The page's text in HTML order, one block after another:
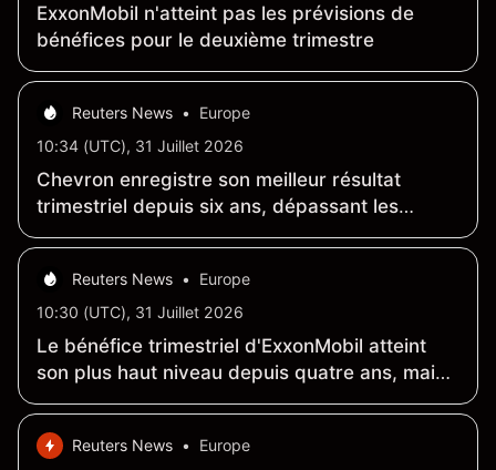
ExxonMobil n'atteint pas les prévisions de
bénéfices pour le deuxième trimestre
Reuters News •
Europe
10:34 (UTC), 31 Juillet 2026
Chevron enregistre son meilleur résultat
trimestriel depuis six ans, dépassant les
prévisions des analystes
Reuters News •
Europe
10:30 (UTC), 31 Juillet 2026
Le bénéfice trimestriel d'ExxonMobil atteint
son plus haut niveau depuis quatre ans, mais
reste en deçà des estimations des analystes
Reuters News •
Europe